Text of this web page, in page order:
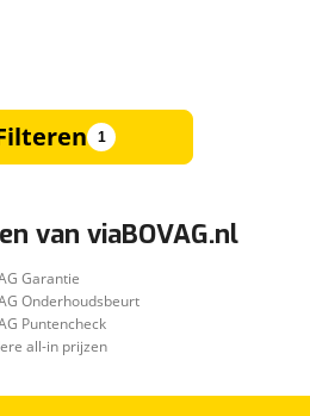
1
van viaBOVAG.nl
Garantie
Onderhoudsbeurt
Puntencheck
all-in prijzen